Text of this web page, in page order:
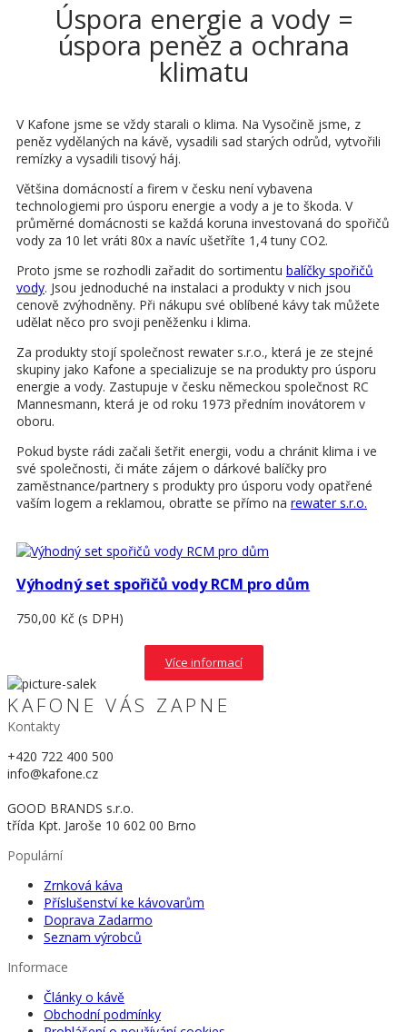
Úspora energie a vody =
úspora peněz a ochrana
klimatu
V Kafone jsme se vždy starali o klima. Na Vysočině jsme, z
peněz vydělaných na kávě, vysadili sad starých odrůd, vytvořili
remízky a vysadili tisový háj.
Většina domácností a firem v česku není vybavena
technologiemi pro úsporu energie a vody a je to škoda. V
průměrné domácnosti se každá koruna investovaná do spořičů
vody za 10 let vráti 80x a navíc ušetříte 1,4 tuny CO2.
Proto jsme se rozhodli zařadit do sortimentu balíčky spořičů
vody. Jsou jednoduché na instalaci a produkty v nich jsou
cenově zvýhodněny. Při nákupu své oblíbené kávy tak můžete
udělat něco pro svoji peněženku i klima.
Za produkty stojí společnost rewater s.r.o., která je ze stejné
skupiny jako Kafone a specializuje se na produkty pro úsporu
energie a vody. Zastupuje v česku německou společnost RC
Mannesmann, která je od roku 1973 předním inovátorem v
oboru.
Pokud byste rádi začali šetřit energii, vodu a chránit klima i ve
své společnosti, či máte zájem o dárkové balíčky pro
zaměstnance/partnery s produkty pro úsporu vody opatřené
vaším logem a reklamou, obraťte se přímo na rewater s.r.o.
Výhodný set spořičů vody RCM pro dům
750,00 Kč (s DPH)
Více informací
KAFONE VÁS ZAPNE
Kontakty
+420 722 400 500
info@kafone.cz
GOOD BRANDS s.r.o.
třída Kpt. Jaroše 10 602 00 Brno
Populární
Zrnková káva
Příslušenství ke kávovarům
Doprava Zadarmo
Seznam výrobců
Informace
Články o kávě
Obchodní podmínky